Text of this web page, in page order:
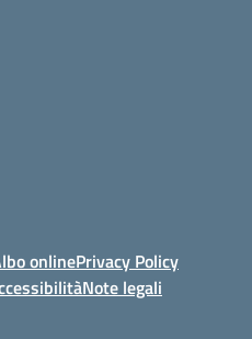
onlinePrivacy Policy
Note legali